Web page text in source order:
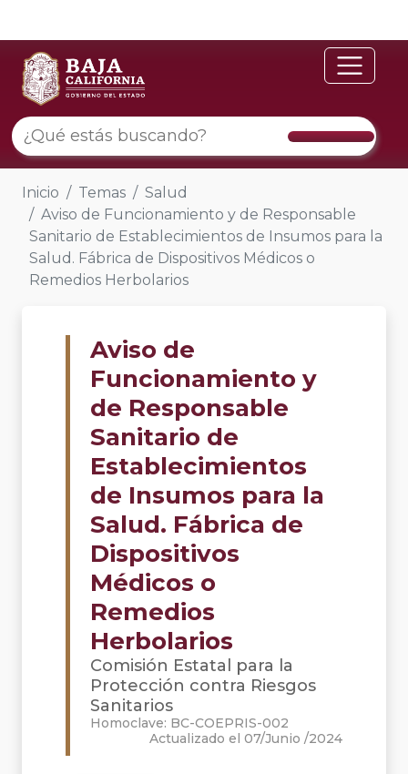
Inicio Temas
Salud
Aviso de Funcionamiento y de Responsable
Sanitario de Establecimientos de Insumos para la
Salud. Fábrica de Dispositivos Médicos o
Remedios Herbolarios
Aviso de
Funcionamiento y
de Responsable
Sanitario de
Establecimientos
de Insumos para la
Salud. Fábrica de
Dispositivos
Médicos o
Remedios
Herbolarios
Comisión Estatal para la
Protección contra Riesgos
Sanitarios
Homoclave: BC-COEPRIS-002
Actualizado el 07/Junio /2024